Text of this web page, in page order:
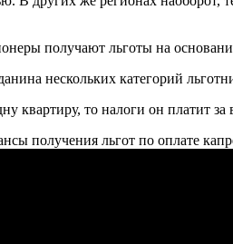
получают льготы на
нескольких категорий
квартиру, то налоги он платит
получения льгот по оплате